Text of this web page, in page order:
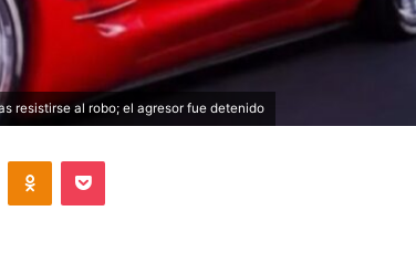
resistirse al robo; el agresor fue detenido
Odnoklassniki
Pocket